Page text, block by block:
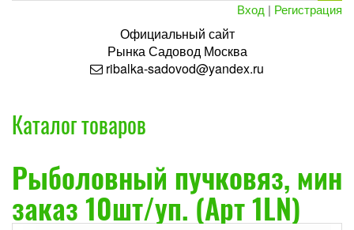
Вход | Регистрация
Официальный сайт
РынкаСадовод Москва
ribalka-sadovod@yandex.ru
Каталог товаров
Рыболовный пучковяз, мин
заказ 10шт/уп. (Арт 1LN)